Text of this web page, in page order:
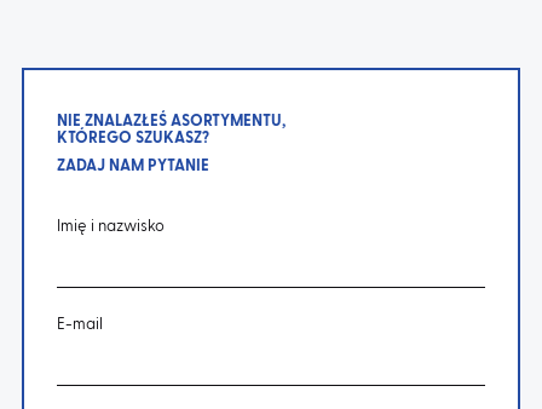
NIE ZNALAZŁEŚ ASORTYMENTU,
KTÓREGO SZUKASZ?
ZADAJ NAM PYTANIE
Imię i nazwisko
E-mail